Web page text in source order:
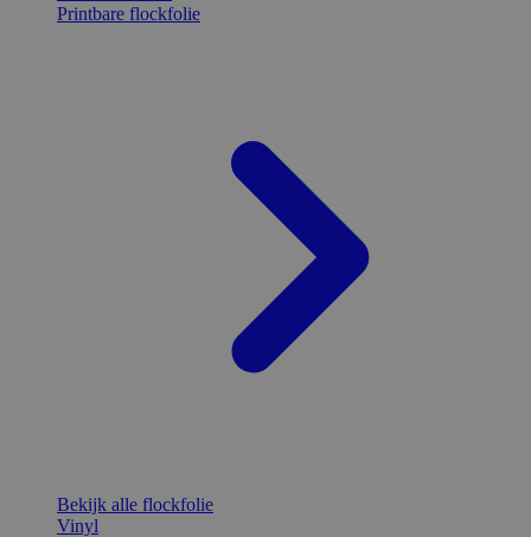
Printbare flockfolie
Bekijk alle flockfolie
Vinyl